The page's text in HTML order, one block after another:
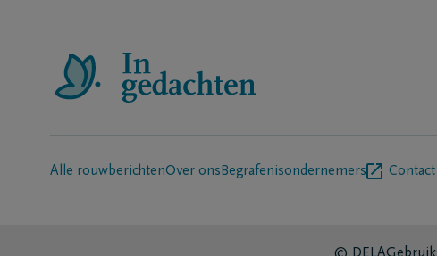
Alle rouwberichtenOver ons Begrafenisondernemers Contact